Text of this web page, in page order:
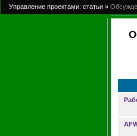
Управление проектами: статьи »